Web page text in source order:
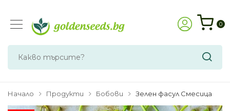
0
Начало Продукти Бобови Зелен фасул Смесица